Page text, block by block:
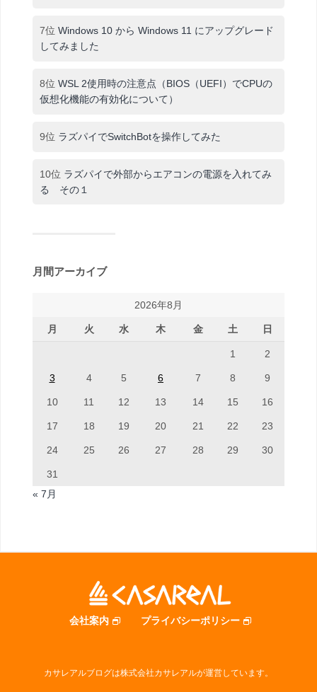
7位 Windows 10 から Windows 11 にアップグレード
してみました
8位 WSL 2使用時の注意点（BIOS（UEFI）でCPUの
仮想化機能の有効化について）
9位 ラズパイでSwitchBotを操作してみた
10位 ラズパイで外部からエアコンの電源を入れてみ
る その１
月間アーカイブ
2026年8月
月 火 水 木 金 土 日
1 2
3 4 5 6 7 8 9
10 11 12 13 14 15 16
17 18 19 20 21 22 23
24 25 26 27 28 29 30
31
« 7月
会社案内 プライバシーポリシー
カサレアルブログは株式会社カサレアルが運営しています。